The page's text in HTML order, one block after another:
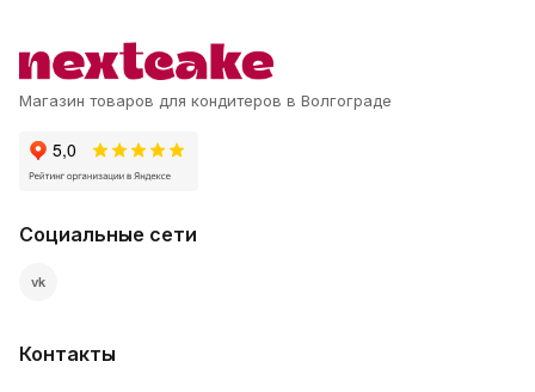
Магазин товаров для кондитеров в Волгограде
Социальные сети
vk
Контакты